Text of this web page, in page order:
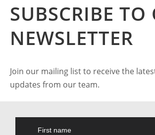
SUBSCRIBE TO
NEWSLETTER
Join our mailing list to receive the
updates from our team.
First name